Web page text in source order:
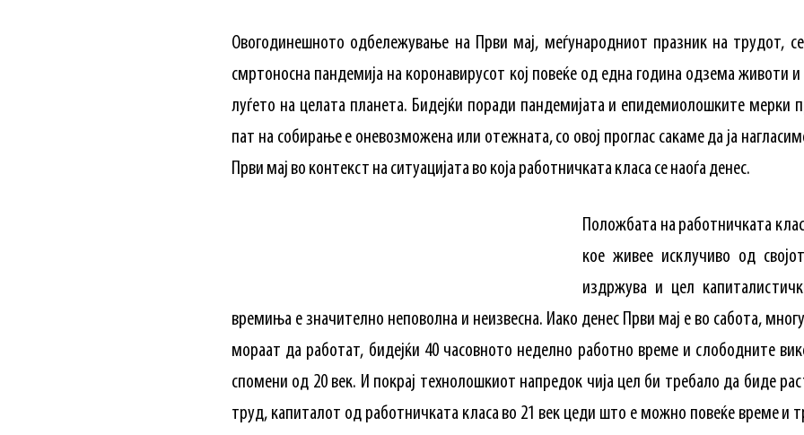
Овогодинешното одбележување на Први мај, меѓународниот празник на трудот,
смртоносна пандемија на коронавирусот кој повеќе од една година одзема животи и
луѓето на целата планета. Бидејќи поради пандемијата и епидемиолошките мерки
пат на собирање е оневозможена или отежната, со овој проглас сакаме да ја
Први мај во контекст на ситуацијата во која работничката класа се наоѓа денес.
Положбата на работничката
кое живее исклучиво од
издржува и цел
времиња е значително неповолна и неизвесна. Иако денес Први мај е во сабота,
мораат да работат, бидејќи 40 часовното неделно работно време и слободните
спомени од 20 век. И покрај технолошкиот напредок чија цел би требало да биде
труд, капиталот од работничката класа во 21 век цеди што е можно повеќе време и